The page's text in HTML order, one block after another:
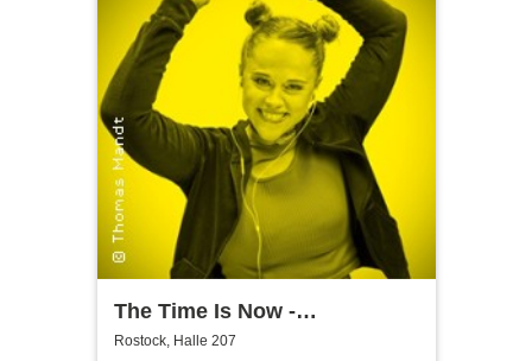
The Time Is Now -
Volkstheater Rostock
Rostock, Halle 207